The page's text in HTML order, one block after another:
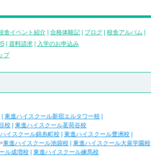
舎イベント紹介 合格体験記 ブログ 校舎アルバム
| 資料請求|
入学のお申込み
プ
東進ハイスクール新宿エルタワー校
校
東進ハイスクール茗荷谷校
イスクール錦糸町校 東進ハイスクール豊洲校
東進ハイスクール池袋校 東進ハイスクール大泉学園校
ル成増校
東進ハイスクール練馬校